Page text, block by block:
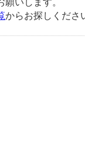
いします。
からお探しくださ